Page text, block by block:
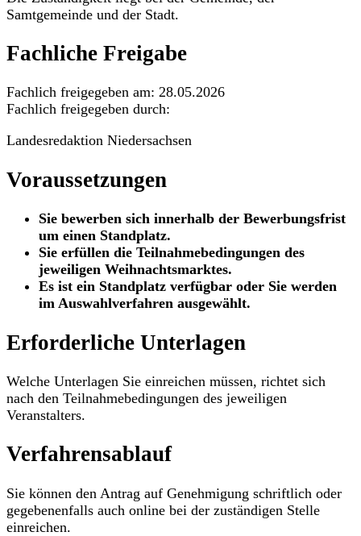
Samtgemeinde und der Stadt.
Fachliche Freigabe
Fachlich freigegeben am: 28.05.2026
Fachlich freigegeben durch:
Landesredaktion Niedersachsen
Voraussetzungen
Sie bewerben sich innerhalb der Bewerbungsfrist
um einen Standplatz.
Sie erfüllen die Teilnahmebedingungen des
jeweiligen Weihnachtsmarktes.
Es ist ein Standplatz verfügbar oder Sie werden
im Auswahlverfahren ausgewählt.
Erforderliche Unterlagen
Welche Unterlagen Sie einreichen müssen, richtet sich
nach den Teilnahmebedingungen des jeweiligen
Veranstalters.
Verfahrensablauf
Sie können den Antrag auf Genehmigung schriftlich oder
gegebenenfalls auch online bei der zuständigen Stelle
einreichen.